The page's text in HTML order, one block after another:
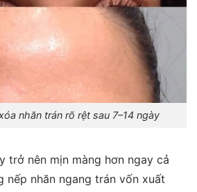
nhăn trán rõ rệt sau 7–14 ngày
trở nên mịn màng hơn ngay cả
nếp nhăn ngang trán vốn xuất